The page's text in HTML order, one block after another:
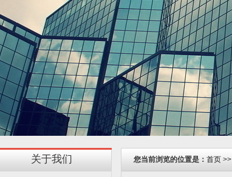
关于我们 您当前浏览的位置是： 首页>>